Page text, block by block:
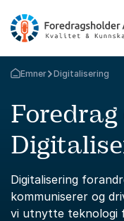
Gå tilbake til startsiden
Emner Digitalisering
Foredrag
Digitalisering
kommuniserer og
vi utnytte